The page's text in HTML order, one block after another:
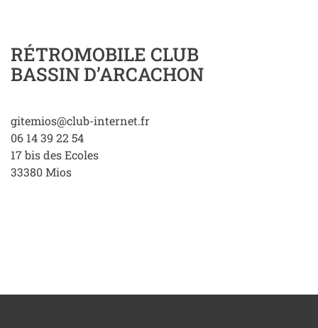
RÉTROMOBILE CLUB
BASSIN D’ARCACHON
gitemios@club-internet.fr
06 14 39 22 54
17 bis des Ecoles
33380Mios